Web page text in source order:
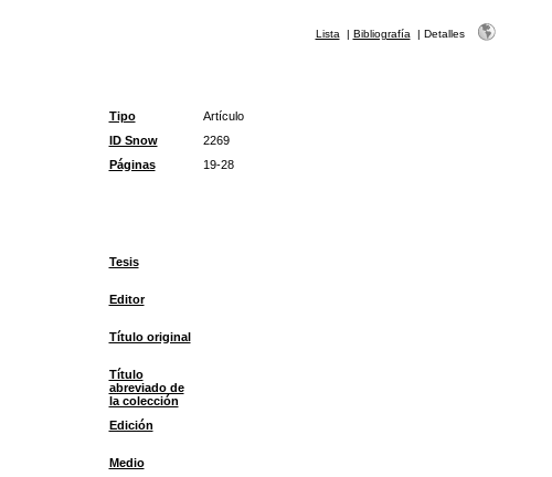
Lista | Bibliografía | Detalles
Tipo
Artículo
ID Snow
2269
Páginas
19-28
Tesis
Editor
Título original
Título
abreviado de
la colección
Edición
Medio